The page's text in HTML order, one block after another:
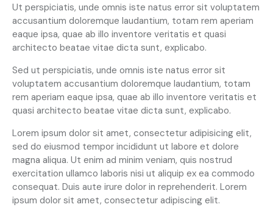
Ut perspiciatis, unde omnis iste natus error sit voluptatem
accusantium doloremque laudantium, totam rem aperiam
eaque ipsa, quae ab illo inventore veritatis et quasi
architecto beatae vitae dicta sunt, explicabo.
Sed ut perspiciatis, unde omnis iste natus error sit
voluptatem accusantium doloremque laudantium, totam
rem aperiam eaque ipsa, quae ab illo inventore veritatis et
quasi architecto beatae vitae dicta sunt, explicabo.
Lorem ipsum dolor sit amet, consectetur adipisicing elit,
sed do eiusmod tempor incididunt ut labore et dolore
magna aliqua. Ut enim ad minim veniam, quis nostrud
exercitation ullamco laboris nisi ut aliquip ex ea commodo
consequat. Duis aute irure dolor in reprehenderit. Lorem
ipsum dolor sit amet, consectetur adipiscing elit.